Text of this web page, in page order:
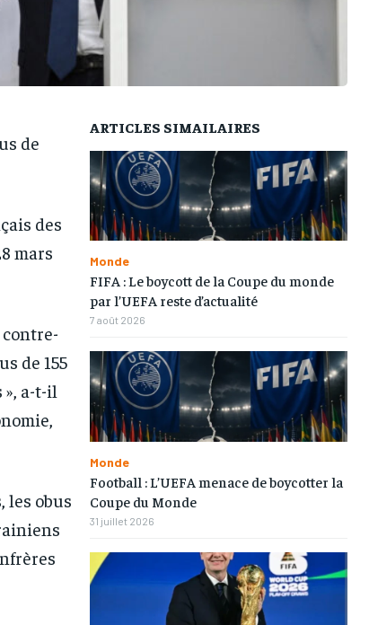
TOGOREGARD
LOMEBOUGEINFO
LEDEFENSEURINFO
228FOOT
ACTU LOMÉ
TOGOREGARD
LOMEBOUGEINFO
LEDEFENSEURINFO
228FOOT
ACTU LOMÉ
TOGOREGARD
LOMEBOUGEINFO
LEDEFENSEURINFO
228FOOT
ACTU LOMÉ
TOGOREGARD
LOMEBOUGEINFO
LEDEFENSEURINFO
228FOOT
ACTU LOMÉ
de
des
mars
de 155
a-t-il
les obus
ARTICLES SIMAILAIRES
Monde
FIFA : Le boycott de la Coupe du monde
par l’UEFA reste d’actualité
7 août 2026
Monde
Football : L’UEFA menace de boycotter la
Coupe du Monde
31 juillet 2026